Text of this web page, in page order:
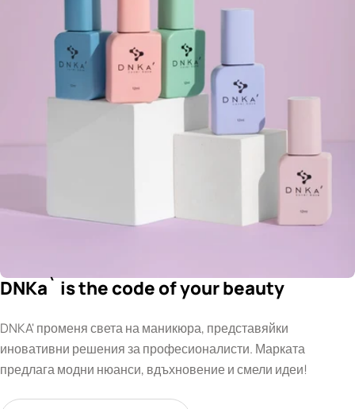
DNKa` is the code of your beauty
DNKA' променя света на маникюра, представяйки
иновативни решения за професионалисти. Марката
предлага модни нюанси, вдъхновение и смели идеи!